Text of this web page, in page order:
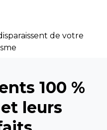
de votre
100 %
leurs